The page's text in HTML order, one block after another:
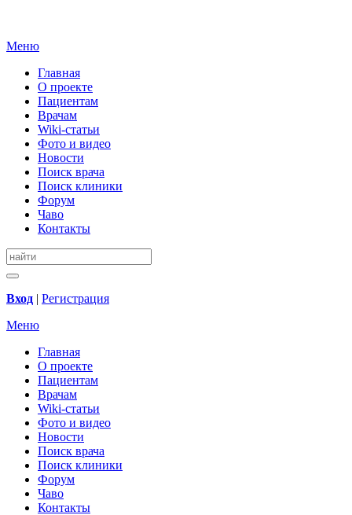
Меню
Главная
О проекте
Пациентам
Врачам
Wiki-статьи
Фото и видео
Новости
Поиск врача
Поиск клиники
Форум
Чаво
Контакты
Вход | Регистрация
Меню
Главная
О проекте
Пациентам
Врачам
Wiki-статьи
Фото и видео
Новости
Поиск врача
Поиск клиники
Форум
Чаво
Контакты